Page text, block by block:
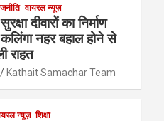
वायरल न्यूज़
दीवारों का निर्माण
नहर बहाल होने से
राहत
Kathait Samachar Team
न्यूज़ शिक्षा